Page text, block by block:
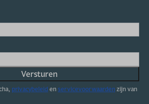
Versturen
privacybeleidenservicevoorwaardenzijn van